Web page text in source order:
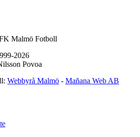
Malmö Fotboll
2026
Povoa
Webbyrå Malmö - Mañana Web AB